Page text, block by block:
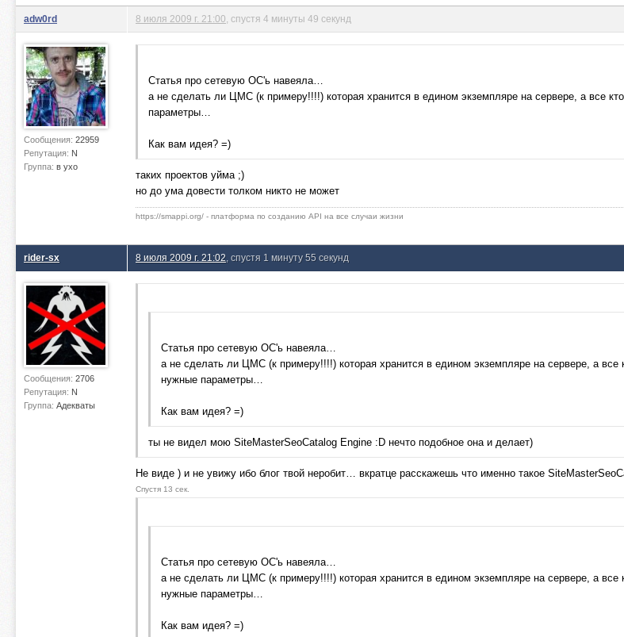
adw0rd
Сообщения: 22959
Репутация: N
Группа: в ухо
8 июля 2009 г. 21:00 , спустя 4 минуты 49 секунд
Статья про сетевую ОС'ь навеяла…
а не сделать ли ЦМС (к примеру!!!!) которая хранится в едином экземпляре на сервере, а все
параметры…
Как вам идея? =)
таких проектов уйма ;)
но до ума довести толком никто не может
https://smappi.org/ - платформа по созданию API на все случаи жизни
rider-sx
Сообщения: 2706
Репутация: N
Группа: Адекваты
8 июля 2009 г. 21:02 , спустя 1 минуту 55 секунд
Статья про сетевую ОС'ь навеяла…
а не сделать ли ЦМС (к примеру!!!!) которая хранится в едином экземпляре на сервере, а
нужные параметры…
Как вам идея? =)
ты не видел мою SiteMasterSeoCatalog Engine :D нечто подобное она и делает)
Не виде ) и не увижу ибо блог твой неробит… вкратце расскажешь что именно такое
Спустя 13 сек.
Статья про сетевую ОС'ь навеяла…
а не сделать ли ЦМС (к примеру!!!!) которая хранится в едином экземпляре на сервере, а
нужные параметры…
Как вам идея? =)